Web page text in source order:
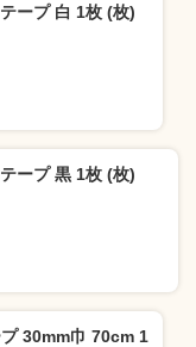
ープ 白 1枚 (枚)
ープ 黒 1枚 (枚)
30mm巾 70cm 1